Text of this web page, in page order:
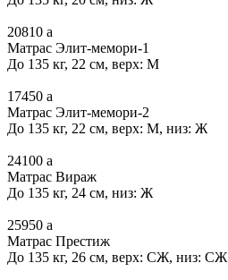
20810 a
Матрас Элит-мемори-1
До 135 кг, 22 см, верх: М
17450 a
Матрас Элит-мемори-2
До 135 кг, 22 см, верх: М, низ: Ж
24100 a
Матрас Вираж
До 135 кг, 24 см, низ: Ж
25950 a
Матрас Престиж
До 135 кг, 26 см, верх: СЖ, низ: СЖ